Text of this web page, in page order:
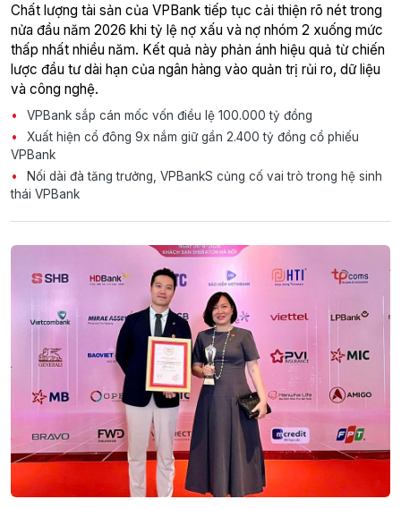
Chất lượng tài sản của VPBank tiếp tục cải thiện rõ nét trong
nửa đầu năm 2026 khi tỷ lệ nợ xấu và nợ nhóm 2 xuống mức
thấp nhất nhiều năm. Kết quả này phản ánh hiệu quả từ chiến
lược đầu tư dài hạn của ngân hàng vào quản trị rủi ro, dữ liệu
và công nghệ.
VPBank sắp cán mốc vốn điều lệ 100.000 tỷ đồng
Xuất hiện cổ đông 9x nắm giữ gần 2.400 tỷ đồng cổ phiếu
VPBank
Nối dài đà tăng trưởng, VPBankS củng cố vai trò trong hệ sinh
thái VPBank